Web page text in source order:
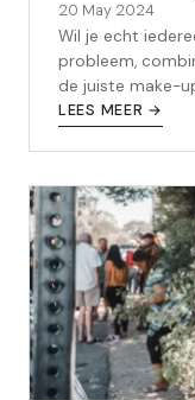
20 May 2024
Wil je echt
probleem,
de juiste make-
Hier is een
LEES MEER →